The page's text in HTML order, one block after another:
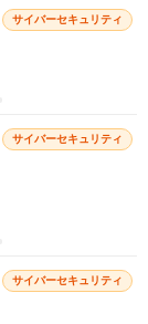
サイバーセキュリティ
サイバーセキュリティ
サイバーセキュリティ